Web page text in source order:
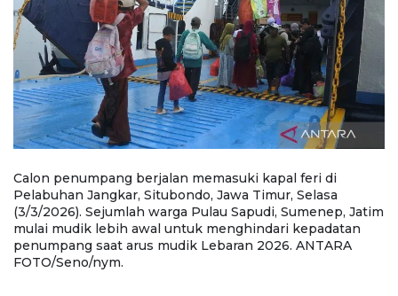
Calon penumpang berjalan memasuki kapal feri di
Pelabuhan Jangkar, Situbondo, Jawa Timur, Selasa
(3/3/2026). Sejumlah warga Pulau Sapudi, Sumenep, Jatim
mulai mudik lebih awal untuk menghindari kepadatan
penumpang saat arus mudik Lebaran 2026. ANTARA
FOTO/Seno/nym.